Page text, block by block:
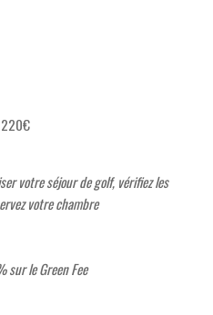
220€
votre séjour de golf, vérifiez les
votre chambre
sur le Green Fee